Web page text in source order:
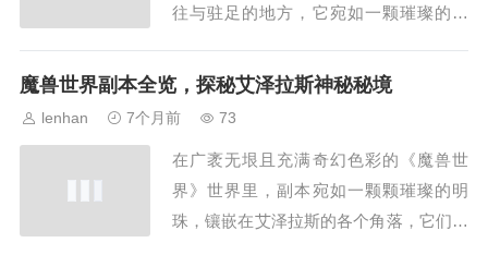
往与驻足的地方，它宛如一颗璀璨的明
其独特的魅力和丰富的故事吸引着来自各
去深入探索这座城市背后隐藏的商业奥
秘，达拉然,作...
魔兽世界副本全览，探秘艾泽拉斯神秘秘境
lenhan 7个月前 73
在广袤无垠且充满奇幻色彩的《魔兽世
界》世界里，副本宛如一颗颗璀璨的明
珠，镶嵌在艾泽拉斯的各个角落，它们是